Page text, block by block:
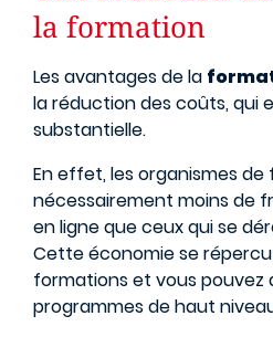
la formation
Les avantages de la
la réduction des coûts, qui
substantielle.
En effet, les organismes
nécessairement moins de
en ligne que ceux qui se
Cette économie se
formations et vous pouvez
programmes de haut